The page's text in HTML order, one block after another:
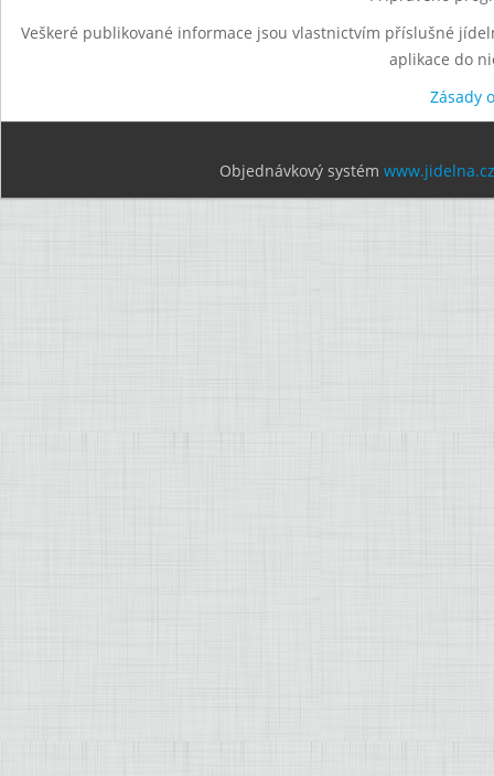
Veškeré publikované informace jsou vlastnictvím příslušné
aplikace do
Zásady
Objednávkový systém www.jidelna.cz